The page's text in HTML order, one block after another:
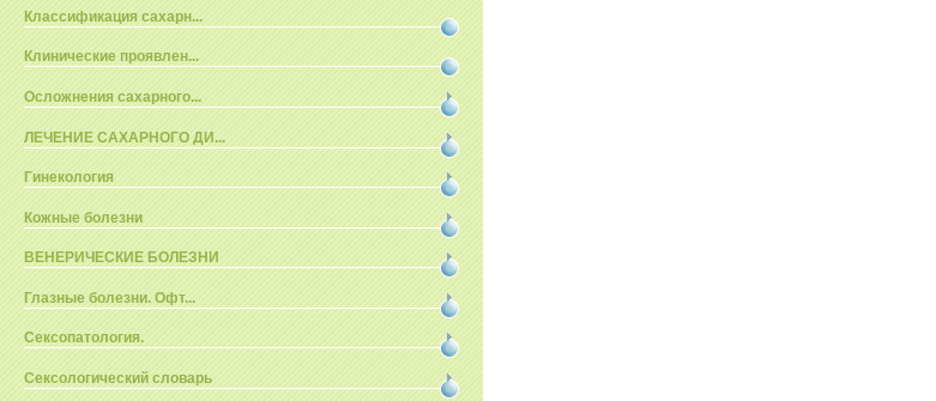
Классификация сахарн...
Клинические проявлен...
Осложнения сахарного...
ЛЕЧЕНИЕ САХАРНОГО ДИ...
Гинекология
Кожные болезни
ВЕНЕРИЧЕСКИЕ БОЛЕЗНИ
Глазные болезни. Офт...
Сексопатология.
Сексологический словарь